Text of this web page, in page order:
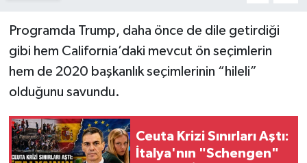
Programda Trump, daha önce de dile getirdiği
gibi hem California’daki mevcut ön seçimlerin
hem de 2020 başkanlık seçimlerinin “hileli”
olduğunu savundu.
Ceuta Krizi Sınırları Aştı:
İtalya'nın "Schengen"